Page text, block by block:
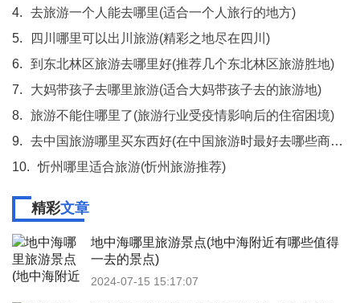
4.
去旅游一个人能去哪里(适合一个人旅行的地方)
5.
四川哪里可以出川旅游(精彩之地尽在四川)
6.
到东北林区旅游去哪里好(推荐几个东北林区旅游胜地)
7.
大妈带孩子去哪里旅游(适合大妈带孩子去的旅游地)
8.
旅游不能住哪里了(旅游行业受疫情影响后的住宿困境)
9.
去中国旅游哪里买东西好(在中国旅游时最好去哪些商场或市场购物)
10.
忻州哪里适合旅游(忻州旅游推荐)
精彩文章
地中海哪里旅游景点(地中海附近有哪些值得
一去的景点)
2024-07-15 15:17:07